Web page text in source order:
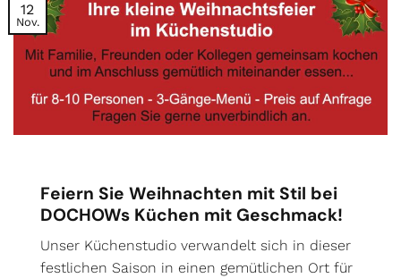
12
Nov.
Feiern Sie Weihnachten mit Stil bei
DOCHOWs Küchen mit Geschmack!
Unser Küchenstudio verwandelt sich in dieser
festlichen Saison in einen gemütlichen Ort für